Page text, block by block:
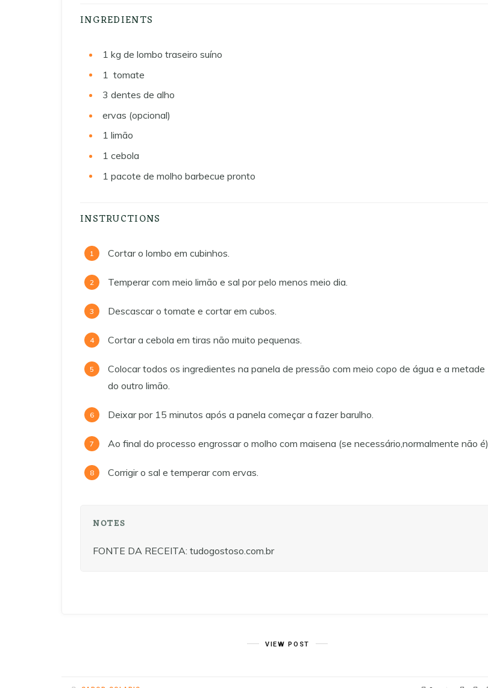
INGREDIENTS
1 kg de lombo traseiro suíno
1 tomate
3 dentes de alho
ervas (opcional)
1 limão
1 cebola
1 pacote de molho barbecue pronto
INSTRUCTIONS
Cortar o lombo em cubinhos.
Temperar com meio limão e sal por pelo menos meio dia.
Descascar o tomate e cortar em cubos.
Cortar a cebola em tiras não muito pequenas.
Colocar todos os ingredientes na panela de pressão com meio copo de água e a metade
do outro limão.
Deixar por 15 minutos após a panela começar a fazer barulho.
Ao final do processo engrossar o molho com maisena (se necessário,normalmente não é).
Corrigir o sal e temperar com ervas.
NOTES
FONTE DA RECEITA: tudogostoso.com.br
VIEW POST